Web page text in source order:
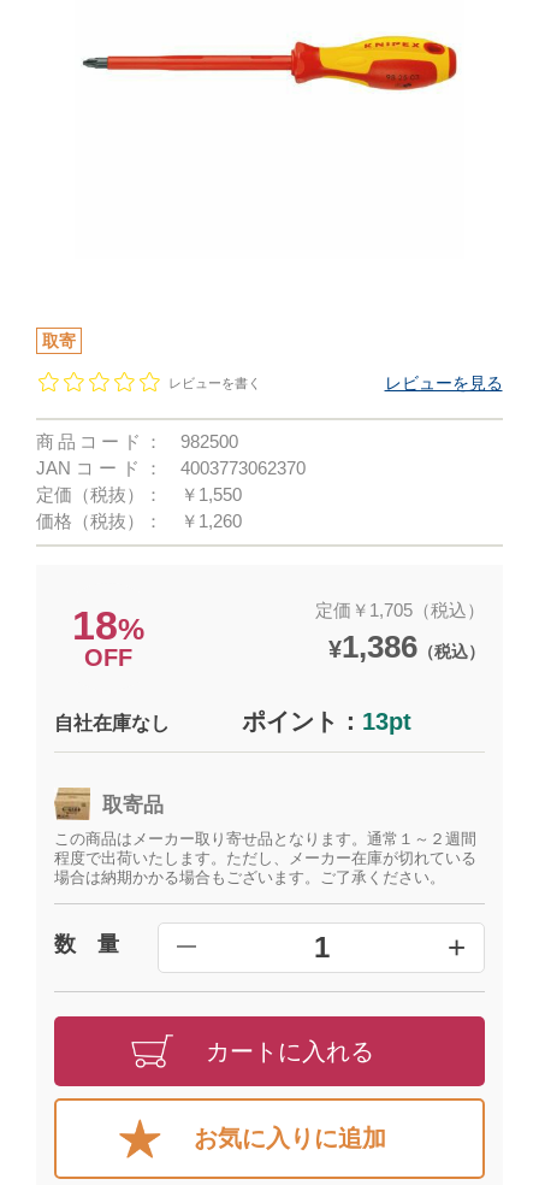
取寄
レビューを書く レビューを見る
商品コード：
982500
JANコード：
4003773062370
定価（税抜）：
￥1,550
価格（税抜）：
￥1,260
18%
OFF
定価￥1,705（税込）
¥1,386（税込）
自社在庫なし ポイント： 13pt
取寄品
この商品はメーカー取り寄せ品となります。通常１～２週間
程度で出荷いたします。ただし、メーカー在庫が切れている
場合は納期かかる場合もございます。ご了承ください。
数 量 ━ 1 +
カートに入れる
お気に入りに追加